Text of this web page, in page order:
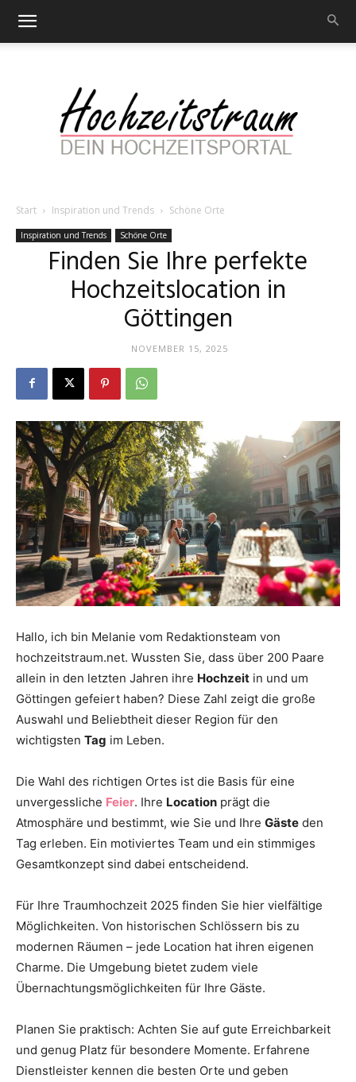
–
Portal
rund
um
das
Thema
Hochzeit
Start Inspiration und Trends Schöne Orte
Inspiration und Trends Schöne Orte
Finden Sie Ihre perfekte
Hochzeitslocation in
Göttingen
NOVEMBER 15, 2025
Hallo, ich bin Melanie vom Redaktionsteam von
hochzeitstraum.net. Wussten Sie, dass über 200 Paare
allein in den letzten Jahren ihre Hochzeit in und um
Göttingen gefeiert haben? Diese Zahl zeigt die große
Auswahl und Beliebtheit dieser Region für den
wichtigsten Tag im Leben.
Die Wahl des richtigen Ortes ist die Basis für eine
unvergessliche Feier. Ihre Location prägt die
Atmosphäre und bestimmt, wie Sie und Ihre Gäste den
Tag erleben. Ein motiviertes Team und ein stimmiges
Gesamtkonzept sind dabei entscheidend.
Für Ihre Traumhochzeit 2025 finden Sie hier vielfältige
Möglichkeiten. Von historischen Schlössern bis zu
modernen Räumen – jede Location hat ihren eigenen
Charme. Die Umgebung bietet zudem viele
Übernachtungsmöglichkeiten für Ihre Gäste.
Planen Sie praktisch: Achten Sie auf gute Erreichbarkeit
und genug Platz für besondere Momente. Erfahrene
Dienstleister kennen die besten Orte und geben